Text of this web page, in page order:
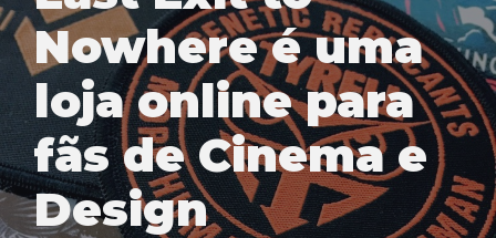
Nowhere é uma
loja online para
fãs de Cinema e
Design